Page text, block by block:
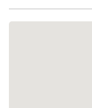
ไฟฟ้าใต้ดิน พื้นที่